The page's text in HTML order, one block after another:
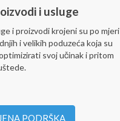
i usluge
i proizvodi krojeni su po mjeri
i velikih poduzeća koja su
svoj učinak i pritom
PODRŠKA